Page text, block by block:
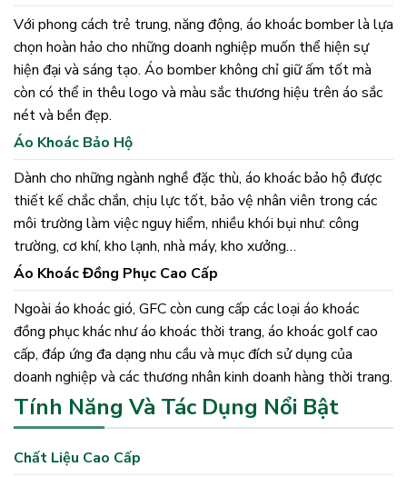
Với phong cách trẻ trung, năng động, áo khoác bomber là lựa
chọn hoàn hảo cho những doanh nghiệp muốn thể hiện sự
hiện đại và sáng tạo. Áo bomber không chỉ giữ ấm tốt mà
còn có thể in thêu logo và màu sắc thương hiệu trên áo sắc
nét và bền đẹp.
Áo Khoác Bảo Hộ
Dành cho những ngành nghề đặc thù, áo khoác bảo hộ được
thiết kế chắc chắn, chịu lực tốt, bảo vệ nhân viên trong các
môi trường làm việc nguy hiểm, nhiều khói bụi như: công
trường, cơ khí, kho lạnh, nhà máy, kho xưởng…
Áo Khoác Đồng Phục Cao Cấp
Ngoài áo khoác gió, GFC còn cung cấp các loại áo khoác
đồng phục khác như áo khoác thời trang, áo khoác golf cao
cấp, đáp ứng đa dạng nhu cầu và mục đích sử dụng của
doanh nghiệp và các thương nhân kinh doanh hàng thời trang.
Tính Năng Và Tác Dụng Nổi Bật
Chất Liệu Cao Cấp